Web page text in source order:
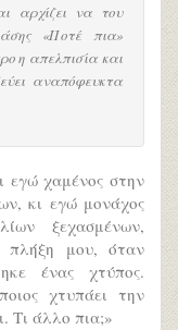
αρχίζει να του
«Ποτέ πια»
η απελπισία και
αναπόφευκτα
εγώ χαμένος στην
κι εγώ μονάχος
ξεχασμένων,
πλήξη μου, όταν
ένας χτύπος.
χτυπάει την
Τι άλλο πια;»